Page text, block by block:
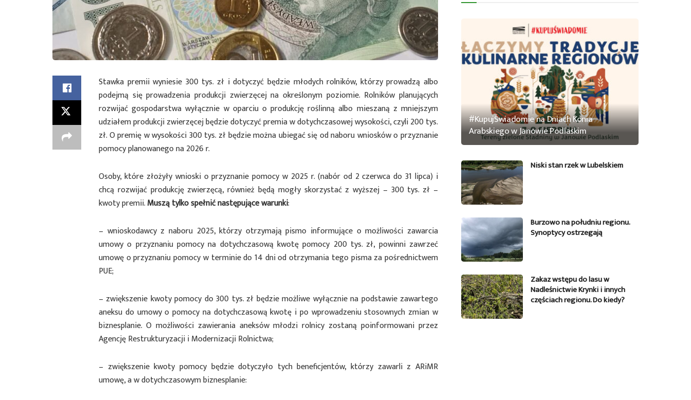
Stawka premii wyniesie 300 tys. zł i dotyczyć będzie młodych rolników, którzy prowadzą albo
podejmą się prowadzenia produkcji zwierzęcej na określonym poziomie. Rolników planujących
rozwijać gospodarstwa wyłącznie w oparciu o produkcję roślinną albo mieszaną z mniejszym
udziałem produkcji zwierzęcej będzie dotyczyć premia w dotychczasowej wysokości, czyli 200 tys.
zł. O premię w wysokości 300 tys. zł będzie można ubiegać się od naboru wniosków o przyznanie
pomocy planowanego na 2026 r.
Osoby, które złożyły wnioski o przyznanie pomocy w 2025 r. (nabór od 2 czerwca do 31 lipca) i
chcą rozwijać produkcję zwierzęcą, również będą mogły skorzystać z wyższej – 300 tys. zł –
kwoty premii.Muszą tylko spełnić następujące warunki:
– wnioskodawcy z naboru 2025, którzy otrzymają pismo informujące o możliwości zawarcia
umowy o przyznaniu pomocy na dotychczasową kwotę pomocy 200 tys. zł, powinni zawrzeć
umowę o przyznaniu pomocy w terminie do 14 dni od otrzymania tego pisma za pośrednictwem
PUE;
– zwiększenie kwoty pomocy do 300 tys. zł będzie możliwe wyłącznie na podstawie zawartego
aneksu do umowy o pomocy na dotychczasową kwotę i po wprowadzeniu stosownych zmian w
biznesplanie. O możliwości zawierania aneksów młodzi rolnicy zostaną poinformowani przez
Agencję Restrukturyzacji i Modernizacji Rolnictwa;
– zwiększenie kwoty pomocy będzie dotyczyło tych beneficjentów, którzy zawarli z ARiMR
umowę, a w dotychczasowym biznesplanie:
#KupujŚwiadomie na Dniach Konia
Arabskiego w Janowie Podlaskim
Niski stan rzek w Lubelskiem
Burzowo na południu regionu.
Synoptycy ostrzegają
Zakaz wstępu do lasu w
Nadleśnictwie Krynki i innych
częściach regionu. Do kiedy?